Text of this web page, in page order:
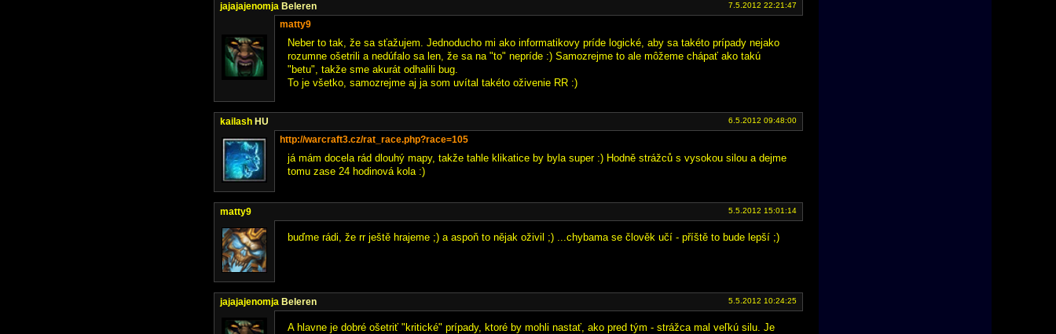
jajajajenomja Beleren 7.5.2012 22:21:47
matty9
Neber to tak, že sa sťažujem. Jednoducho mi ako informatikovy príde logické, aby sa takéto prípady nejako
rozumne ošetrili a nedúfalo sa len, že sa na "to" nepríde :) Samozrejme to ale môžeme chápať ako takú
"betu", takže sme akurát odhalili bug.
To je všetko, samozrejme aj ja som uvítal takéto oživenie RR :)
kailash HU 6.5.2012 09:48:00
http://warcraft3.cz/rat_race.php?race=105
já mám docela rád dlouhý mapy, takže tahle klikatice by byla super :) Hodně strážců s vysokou silou a dejme
tomu zase 24 hodinová kola :)
matty9 5.5.2012 15:01:14
buďme rádi, že rr ještě hrajeme ;) a aspoň to nějak oživil ;) ...chybama se člověk učí - příště to bude lepší ;)
jajajajenomja Beleren 5.5.2012 10:24:25
A hlavne je dobré ošetriť "kritické" prípady, ktoré by mohli nastať, ako pred tým - strážca mal veľkú silu. Je